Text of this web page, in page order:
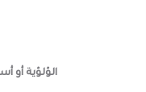
الؤلؤية أو